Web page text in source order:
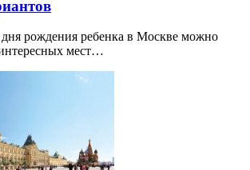
рождения ребенка в Москве можно
мест…